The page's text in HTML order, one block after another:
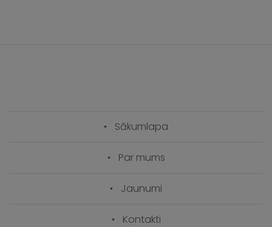
Sākumlapa
Par mums
Jaunumi
Kontakti